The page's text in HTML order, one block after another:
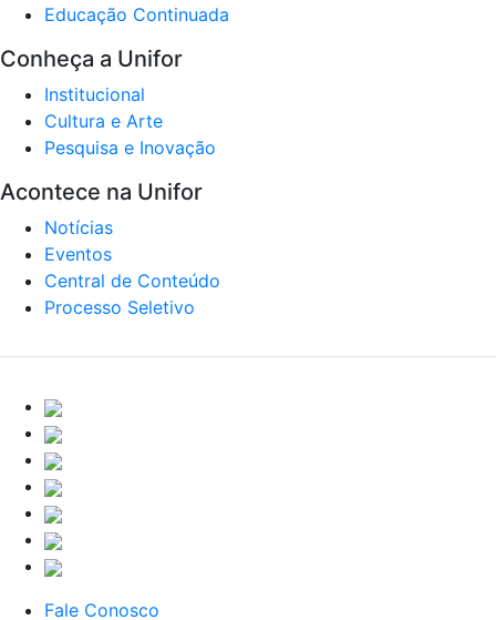
Educação Continuada
Conheça a Unifor
Institucional
Cultura e Arte
Pesquisa e Inovação
Acontece na Unifor
Notícias
Eventos
Central de Conteúdo
Processo Seletivo
Fale Conosco